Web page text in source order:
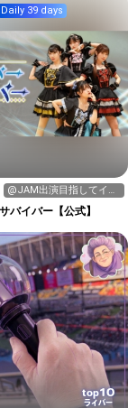
Daily 39 days
@JAM出演目指してイベ
ント挑戦中！
バイバー【公式】
top10
ライバー